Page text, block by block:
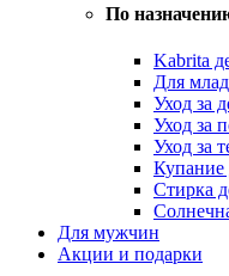
По
Kabrita
Для
Уход за
Уход за
Уход за
Купание
Стирка
Для мужчин
Акции и подарки